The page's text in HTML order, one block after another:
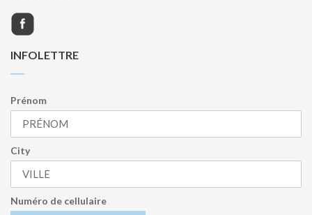
INFOLETTRE
Prénom
City
Numéro de cellulaire